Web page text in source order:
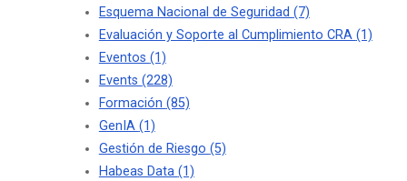
Esquema Nacional de Seguridad (7)
Evaluación y Soporte al Cumplimiento CRA (1)
Eventos (1)
Events (228)
Formación (85)
GenIA (1)
Gestión de Riesgo (5)
Habeas Data (1)